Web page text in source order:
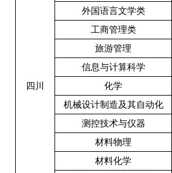
四川
外国语言文学类
工商管理类
旅游管理
信息与计算科学
化学
机械设计制造及其自动化
测控技术与仪器
材料物理
材料化学